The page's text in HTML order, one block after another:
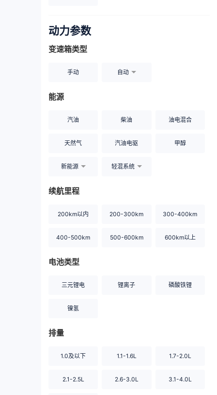
动力参数
变速箱类型
手动 自动
能源
汽油 柴油 油电混合
天然气 汽油电驱 甲醇
新能源 轻混系统
续航里程
200km以内 200-300km 300-400km
400-500km 500-600km 600km以上
电池类型
三元锂电 锂离子 磷酸铁锂
镍氢
排量
1.0及以下 1.1-1.6L 1.7-2.0L
2.1-2.5L 2.6-3.0L 3.1-4.0L